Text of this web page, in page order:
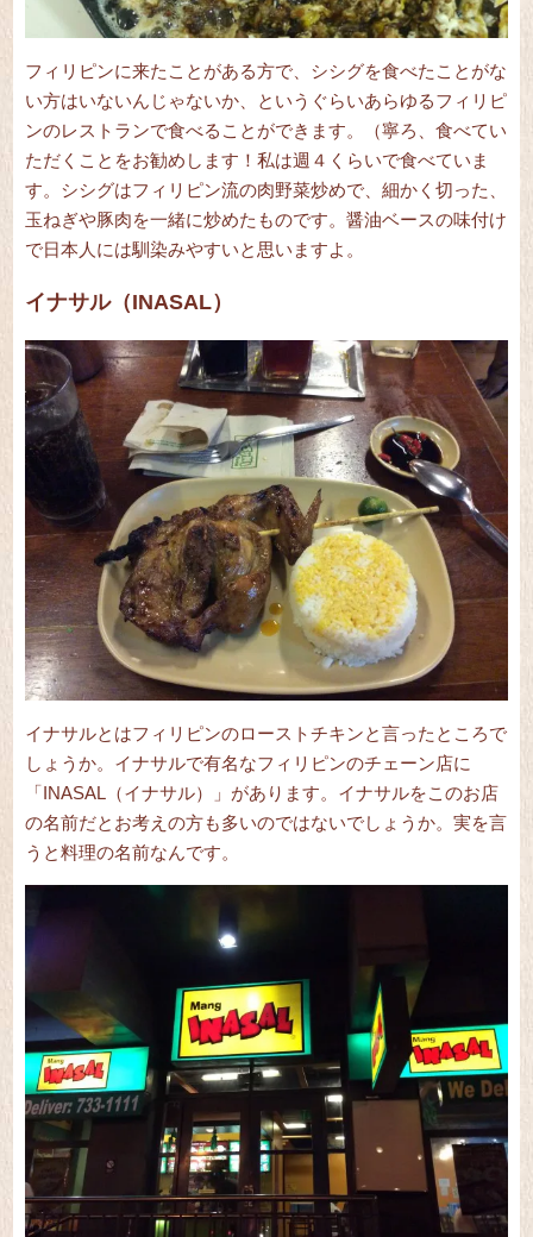
フィリピンに来たことがある方で、シシグを食べたことがな
い方はいないんじゃないか、というぐらいあらゆるフィリピ
ンのレストランで食べることができます。（寧ろ、食べてい
ただくことをお勧めします！私は週４くらいで食べていま
す。シシグはフィリピン流の肉野菜炒めで、細かく切った、
玉ねぎや豚肉を一緒に炒めたものです。醤油ベースの味付け
で日本人には馴染みやすいと思いますよ。
イナサル（INASAL）
イナサルとはフィリピンのローストチキンと言ったところで
しょうか。イナサルで有名なフィリピンのチェーン店に
「INASAL（イナサル）」があります。イナサルをこのお店
の名前だとお考えの方も多いのではないでしょうか。実を言
うと料理の名前なんです。